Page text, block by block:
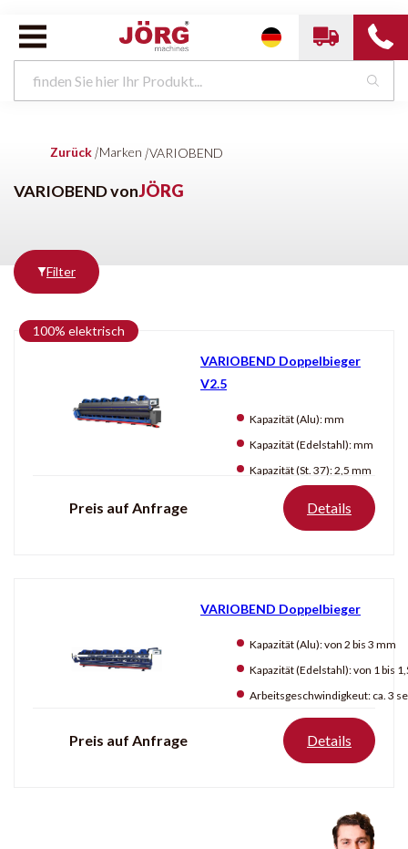
Alle Marken
Zurück |Marken |VARIOBEND
VARIOBEND vonJÖRG
Filter
100% elektrisch
VARIOBEND Doppelbieger
V2.5
Kapazität (Alu):mm
Kapazität (Edelstahl):mm
Kapazität (St. 37):2,5 mm
Preis auf Anfrage Details
VARIOBEND Doppelbieger
Kapazität (Alu):von 2 bis 3 mm
Kapazität (Edelstahl):von 1 bis
Arbeitsgeschwindigkeut: ca. 3 sec
Preis auf Anfrage Details